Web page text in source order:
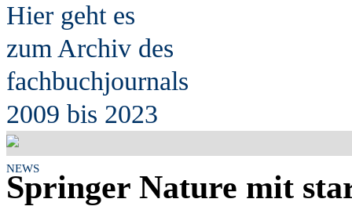
Hier geht es
zum Archiv des
fachbuchjournals
2009 bis 2023
NEWS
Springer Nature mit